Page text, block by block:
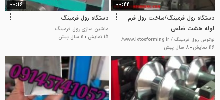
00:22
دستگاه رول فرمینگ/ساخت رول فرم
لوله هشت ضلعی
لوتوس رول فرمینگ / www.lotosforming.ir/
116 نمایش
8 سال پیش
00:16
دستگاه رول فرمینگ
ماشین سازی رول فرمینگ
15 نمایش
5 سال پیش